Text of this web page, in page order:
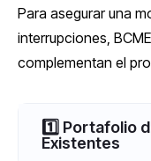
Para asegurar una
interrupciones,
complementan el
1️⃣ Portafolio
Existentes